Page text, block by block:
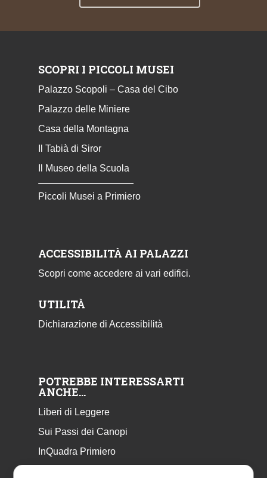
SCOPRI I PICCOLI MUSEI
Palazzo Scopoli – Casa del Cibo
Palazzo delle Miniere
Casa della Montagna
Il Tabià di Siror
Il Museo della Scuola
Piccoli Musei a Primiero
ACCESSIBILITÀ AI PALAZZI
Scopri come accedere ai vari edifici.
UTILITÀ
Dichiarazione di Accessibilità
POTREBBE INTERESSARTI
ANCHE…
Liberi di Leggere
Sui Passi dei Canopi
InQuadra Primiero